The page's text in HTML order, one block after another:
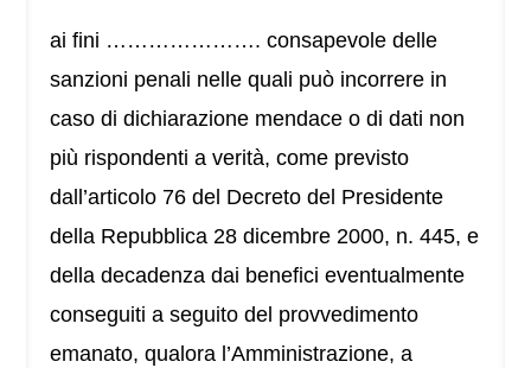
ai fini …………………. consapevole delle
sanzioni penali nelle quali può incorrere in
caso di dichiarazione mendace o di dati non
più rispondenti a verità, come previsto
dall’articolo 76 del Decreto del Presidente
della Repubblica 28 dicembre 2000, n. 445, e
della decadenza dai benefici eventualmente
conseguiti a seguito del provvedimento
emanato, qualora l’Amministrazione, a